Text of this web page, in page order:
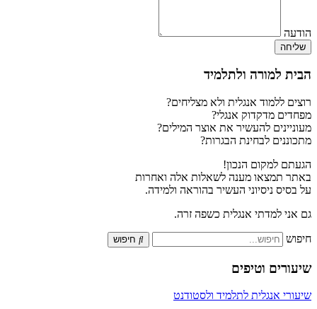
הודעה
שליחה
הבית למורה ולתלמיד
רוצים ללמוד אנגלית ולא מצליחים?
מפחדים מדקדוק אנגלי?
מעוניינים להעשיר את אוצר המילים?
מתכוננים לבחינת הבגרות?
הגעתם למקום הנכון!
באתר תמצאו מענה לשאלות אלה ואחרות
על בסיס ניסיוני העשיר בהוראה ולמידה.
גם אני למדתי אנגלית כשפה זרה.
חיפוש חיפוש
שיעורים וטיפים
שיעורי אנגלית לתלמיד ולסטודנט